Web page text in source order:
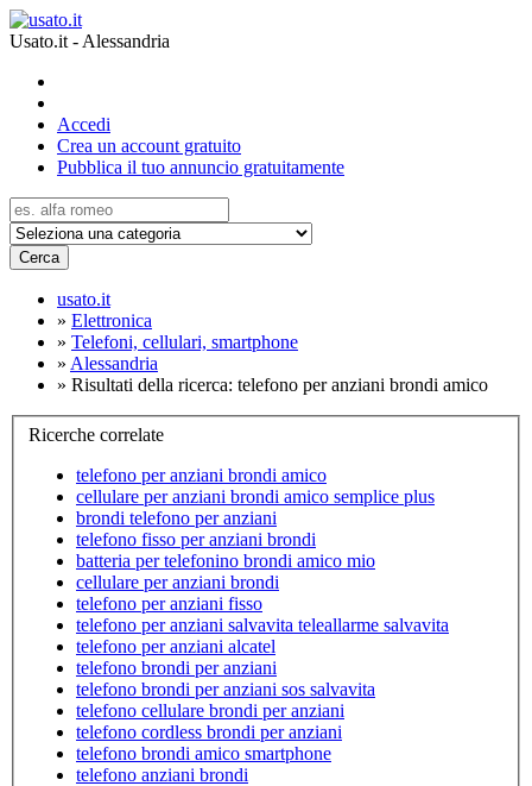
Usato.it - Alessandria
Accedi
Crea un account gratuito
Pubblica il tuo annuncio gratuitamente
Cerca
usato.it
» Elettronica
» Telefoni, cellulari, smartphone
» Alessandria
» Risultati della ricerca: telefono per anziani brondi amico
Ricerche correlate
telefono per anziani brondi amico
cellulare per anziani brondi amico semplice plus
brondi telefono per anziani
telefono fisso per anziani brondi
batteria per telefonino brondi amico mio
cellulare per anziani brondi
telefono per anziani fisso
telefono per anziani salvavita teleallarme salvavita
telefono per anziani alcatel
telefono brondi per anziani
telefono brondi per anziani sos salvavita
telefono cellulare brondi per anziani
telefono cordless brondi per anziani
telefono brondi amico smartphone
telefono anziani brondi